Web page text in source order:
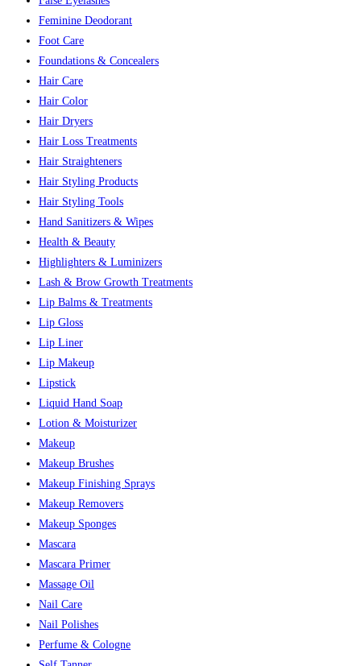
Feminine Deodorant
Foot Care
Foundations & Concealers
Hair Care
Hair Color
Hair Dryers
Hair Loss Treatments
Hair Straighteners
Hair Styling Products
Hair Styling Tools
Hand Sanitizers & Wipes
Health & Beauty
Highlighters & Luminizers
Lash & Brow Growth Treatments
Lip Balms & Treatments
Lip Gloss
Lip Liner
Lip Makeup
Lipstick
Liquid Hand Soap
Lotion & Moisturizer
Makeup
Makeup Brushes
Makeup Finishing Sprays
Makeup Removers
Makeup Sponges
Mascara
Mascara Primer
Massage Oil
Nail Care
Nail Polishes
Perfume & Cologne